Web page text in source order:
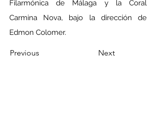
Filarmónica de Málaga y la Coral
Carmina Nova, bajo la dirección de
Edmon Colomer.
Previous Next